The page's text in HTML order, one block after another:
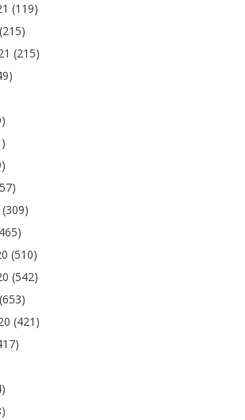
(119)
(215)
(215)
(309)
(510)
(542)
(653)
(421)